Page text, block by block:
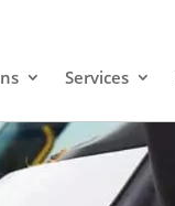
Services